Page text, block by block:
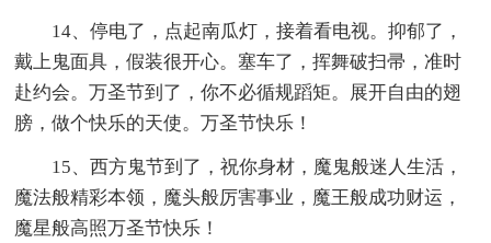
14、停电了，点起南瓜灯，接着看电视。抑郁了，
戴上鬼面具，假装很开心。塞车了，挥舞破扫帚，准时
赴约会。万圣节到了，你不必循规蹈矩。展开自由的翅
膀，做个快乐的天使。万圣节快乐！
15、西方鬼节到了，祝你身材，魔鬼般迷人生活，
魔法般精彩本领，魔头般厉害事业，魔王般成功财运，
魔星般高照万圣节快乐！